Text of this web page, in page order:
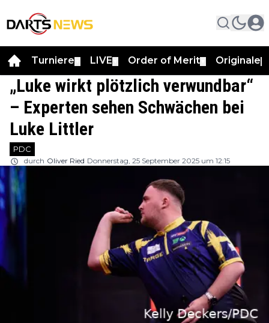
Turniere LIVE Order of Merit Originale
„Luke wirkt plötzlich verwundbar“
– Experten sehen Schwächen bei
Luke Littler
PDC
durch Oliver Ried Donnerstag, 25 September 2025 um 12:15